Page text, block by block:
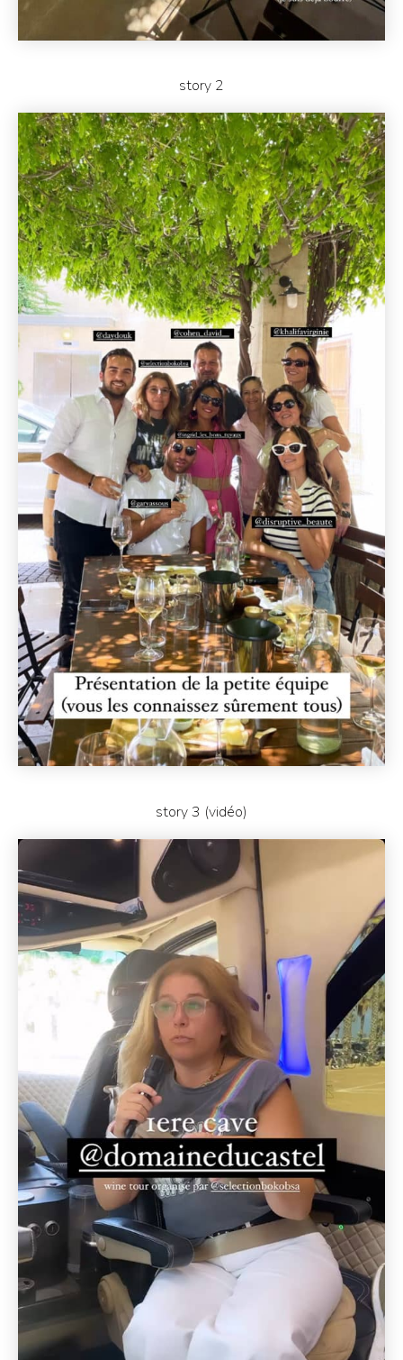
story 2
story 3 (vidéo)